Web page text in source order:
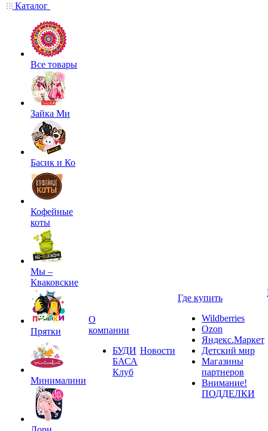
Каталог
Все товары
Зайка Ми
Басик и Ко
Кофейные
коты
Мы –
Кваковские
Прятки
Минималини
О
компании
БУДИ
БАСА
Клуб
Новости
Где купить
Wildberries
Ozon
Яндекс.Маркет
Детский мир
Магазины
партнеров
Внимание!
ПОДДЕЛКИ